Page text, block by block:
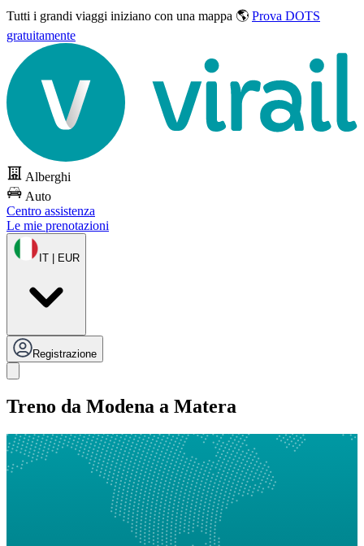
Tutti i grandi viaggi iniziano con una mappa 🌎 Prova DOTS
gratuitamente
Alberghi
Auto
Centro assistenza
Le mie prenotazioni
IT | EUR
Registrazione
Treno da Modena a Matera